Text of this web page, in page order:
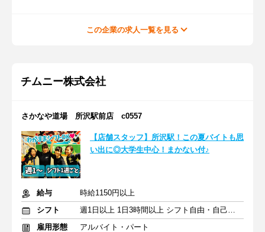
この企業の求人一覧を見る
チムニー株式会社
さかなや道場 所沢駅前店 c0557
【店舗スタッフ】所沢駅！この夏バイトも思
い出に◎大学生中心！まかない付♪
給与
時給1150円以上
シフト
週1日以上 1日3時間以上 シフト自由・自己申告
雇用形態
アルバイト・パート